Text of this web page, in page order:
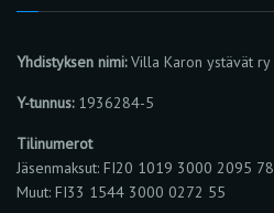
Yhdistyksen nimi:Villa Karon ystävät ry
Y-tunnus:1936284-5
Tilinumerot
Jäsenmaksut: FI20 1019 3000 2095 78
Muut: FI33 1544 3000 0272 55